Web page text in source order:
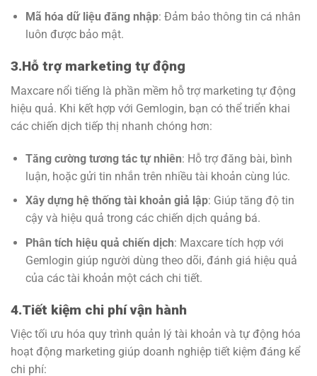
Mã hóa dữ liệu đăng nhập: Đảm bảo thông tin cá nhân
luôn được bảo mật.
3.Hỗ trợ marketing tự động
Maxcare nổi tiếng là phần mềm hỗ trợ marketing tự động
hiệu quả. Khi kết hợp với Gemlogin, bạn có thể triển khai
các chiến dịch tiếp thị nhanh chóng hơn:
Tăng cường tương tác tự nhiên: Hỗ trợ đăng bài, bình
luận, hoặc gửi tin nhắn trên nhiều tài khoản cùng lúc.
Xây dựng hệ thống tài khoản giả lập: Giúp tăng độ tin
cậy và hiệu quả trong các chiến dịch quảng bá.
Phân tích hiệu quả chiến dịch: Maxcare tích hợp với
Gemlogin giúp người dùng theo dõi, đánh giá hiệu quả
của các tài khoản một cách chi tiết.
4.Tiết kiệm chi phí vận hành
Việc tối ưu hóa quy trình quản lý tài khoản và tự động hóa
hoạt động marketing giúp doanh nghiệp tiết kiệm đáng kể
chi phí: